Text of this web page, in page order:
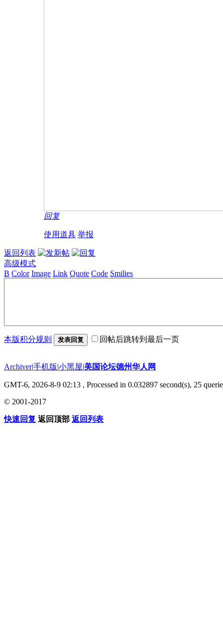
回复
使用道具 举报
返回列表
高级模式
B Color Image Link Quote Code Smilies
本版积分规则 发表回复 回帖后跳转到最后一页
Archiver|手机版|小黑屋|美国论坛德州华人网
GMT-6, 2026-8-9 02:13 , Processed in 0.032897 second(s), 25
© 2001-2017
快速回复 返回顶部 返回列表